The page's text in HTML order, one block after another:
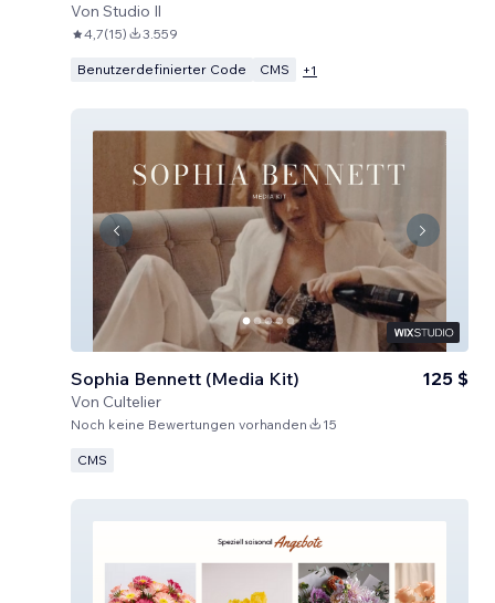
Von Studio Il
4,7(15) 3.559
Benutzerdefinierter Code CMS +1
Sophia Bennett (Media Kit)
Von Cultelier
125 $
Noch keine Bewertungen vorhanden 15
CMS